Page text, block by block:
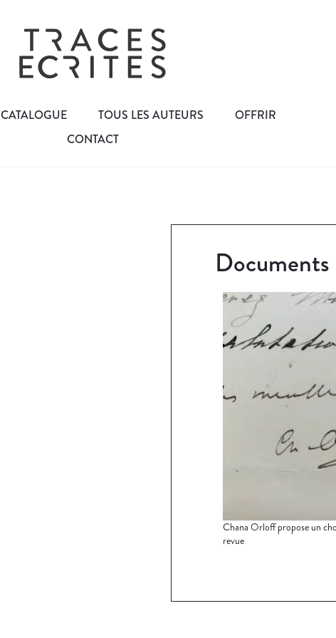
CATALOGUE TOUS LES AUTEURS
OFFRIR
CONTACT
Chana Orloff propose un
revue